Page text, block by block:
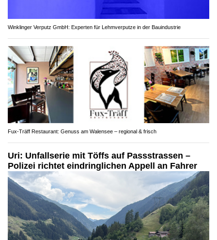
Winklinger Verputz GmbH: Experten für Lehmverputze in der Bauindustrie
Fux-Träff Restaurant: Genuss am Walensee – regional & frisch
Uri: Unfallserie mit Töffs auf Passstrassen –
Polizei richtet eindringlichen Appell an Fahrer